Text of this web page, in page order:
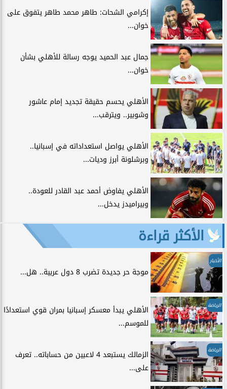
إكرامي الشحات: طاهر محمد طاهر يتفوق على
خوان...
جمال عبد الحميد يوجه رسالة للأهلي بشأن
خوان...
الأهلي يحسم حقيقة تجديد إمام عاشور
وشوبير.. ويترقب...
الأهلي يواصل استعداداته في إسبانيا..
وبرشلونة أبرز وديات...
الأهلي يفاوض أحمد عبد القادر للعودة..
وبيراميدز يدخل...
الأكثر قراءة
الأخبار
موجة حر جديدة تضرب 8 دول عربية.. هل...
الرياضة
الأهلي يبدأ معسكر إسبانيا بمران قوي استعدادًا
للموسم...
الرياضة
الزمالك يستبعد 4 لاعبين من حساباته.. تعرف
على...